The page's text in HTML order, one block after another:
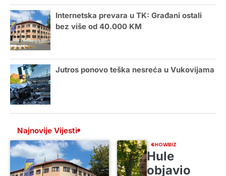
Internetska prevara u TK: Građani ostali
bez više od 40.000 KM
Jutros ponovo teška nesreća u Vukovijama
Najnovije Vijesti
SHOWBIZ
Hule
objavio